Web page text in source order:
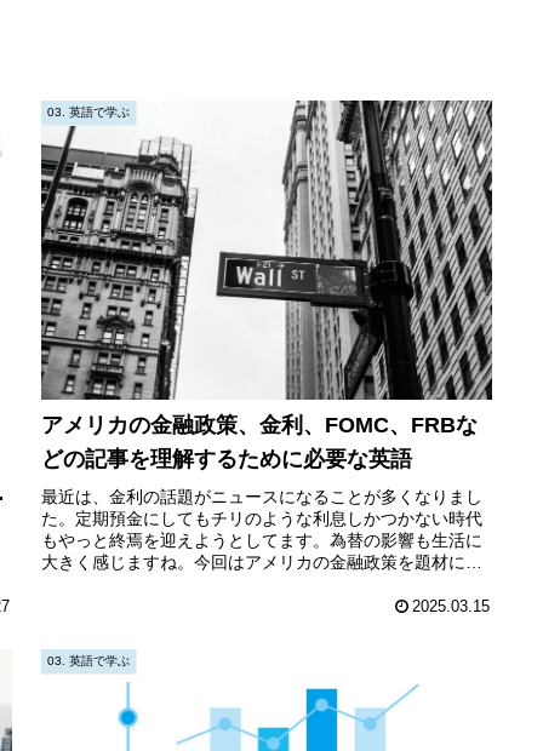
03. 英語で学ぶ
アメリカの金融政策、金利、FOMC、FRBな
どの記事を理解するために必要な英語
最近は、金利の話題がニュースになることが多くなりまし
た。定期預金にしてもチリのような利息しかつかない時代
もやっと終焉を迎えようとしてます。為替の影響も生活に
大きく感じますね。今回はアメリカの金融政策を題材に英
2025.03.15
03. 英語で学ぶ